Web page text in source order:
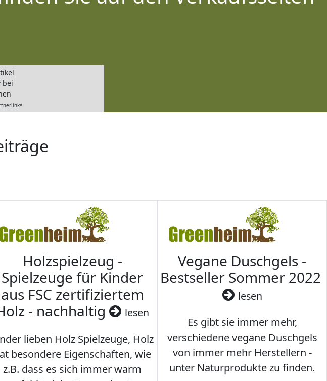
bei
Holzspielzeug -
Spielzeuge für Kinder
aus FSC zertifiziertem
- nachhaltig
lesen
lieben Holz Spielzeuge, Holz
besondere Eigenschaften, wie
z.B. dass es sich immer warm
Vegane Duschgels -
Bestseller Sommer 2022
lesen
Es gibt sie immer mehr,
verschiedene vegane Duschgels
von immer mehr Herstellern -
unter Naturprodukte zu finden.